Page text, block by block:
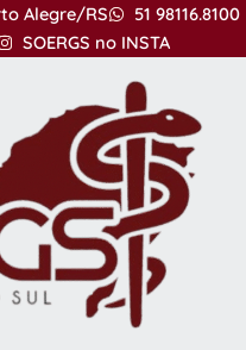
Alegre/RS
51 98116.8100
SOERGS no INSTA